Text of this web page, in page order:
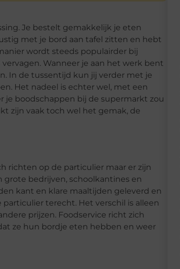
Je bestelt gemakkelijk je eten
met je bord aan tafel zitten en hebt
wordt steeds populairder bij
Wanneer je aan het werk bent
In de tussentijd kun jij verder met je
Het nadeel is echter wel, met een
je boodschappen bij de supermarkt zou
zijn vaak toch wel het gemak, de
richten op de particulier maar er zijn
grote bedrijven, schoolkantines en
kant en klare maaltijden geleverd en
terecht. Het verschil is alleen
prijzen. Foodservice richt zich
ze hun bordje eten hebben en weer